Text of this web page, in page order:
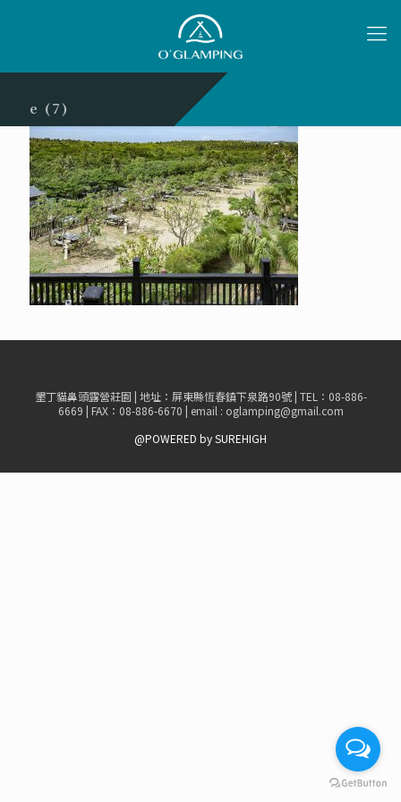
e (7)
墾丁貓鼻頭露營莊園 | 地址：屏東縣恆春鎮下泉路90號 | TEL：08-886-
6669 | FAX：08-886-6670 | email : oglamping@gmail.com
@POWERED by SUREHIGH